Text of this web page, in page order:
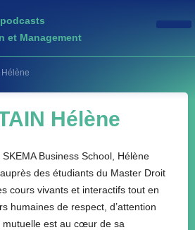
et Management
Hélène
Hélène
Business School, Hélène
des étudiants du Master Droit
cours vivants et interactifs tout en
humaines de respect, d’attention
mutuelle est au cœur de sa